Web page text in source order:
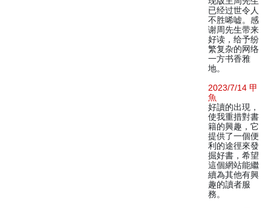
已经过世令人
不胜唏嘘。感
谢周先生带来
好读，给予纷
繁复杂的网络
一方书香雅
地。
2023/7/14 甲
魚
好讀的出現，
使我重措對書
籍的興趣，它
提供了一個便
利的途徑來發
掘好書，希望
這個網站能繼
續為其他有興
趣的讀者服
務。